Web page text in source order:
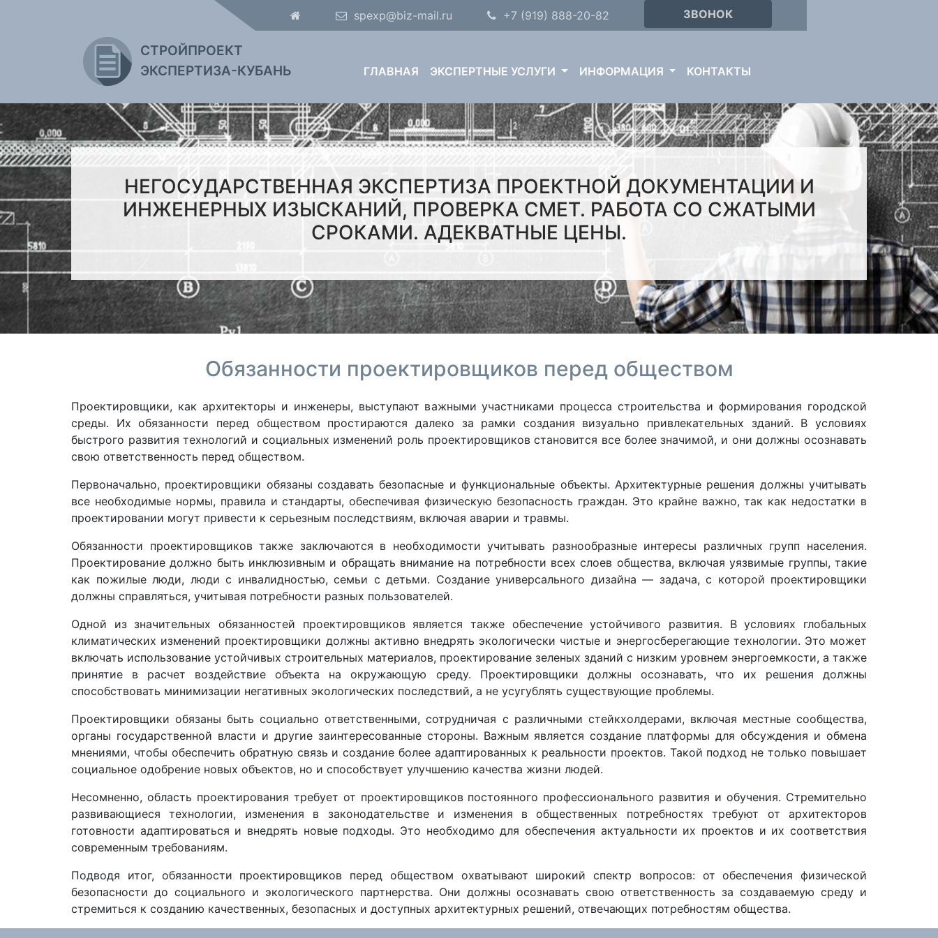
spexp@biz-mail.ru +7 (919) 888-20-82 ЗВОНОК
СТРОЙПРОЕКТ
ЭКСПЕРТИЗА-КУБАНЬ
ГЛАВНАЯ ЭКСПЕРТНЫЕ УСЛУГИ ИНФОРМАЦИЯ КОНТАКТЫ
НЕГОСУДАРСТВЕННАЯ ЭКСПЕРТИЗА ПРОЕКТНОЙ ДОКУМЕНТАЦИИ И
ИНЖЕНЕРНЫХ ИЗЫСКАНИЙ, ПРОВЕРКА СМЕТ. РАБОТА СО СЖАТЫМИ
СРОКАМИ. АДЕКВАТНЫЕ ЦЕНЫ.
Обязанности проектировщиков перед обществом
Проектировщики, как архитекторы и инженеры, выступают важными участниками процесса строительства и формирования городской
среды. Их обязанности перед обществом простираются далеко за рамки создания визуально привлекательных зданий. В условиях
быстрого развития технологий и социальных изменений роль проектировщиков становится все более значимой, и они должны осознавать
свою ответственность перед обществом.
Первоначально, проектировщики обязаны создавать безопасные и функциональные объекты. Архитектурные решения должны учитывать
все необходимые нормы, правила и стандарты, обеспечивая физическую безопасность граждан. Это крайне важно, так как недостатки в
проектировании могут привести к серьезным последствиям, включая аварии и травмы.
Обязанности проектировщиков также заключаются в необходимости учитывать разнообразные интересы различных групп населения.
Проектирование должно быть инклюзивным и обращать внимание на потребности всех слоев общества, включая уязвимые группы, такие
как пожилые люди, люди с инвалидностью, семьи с детьми. Создание универсального дизайна — задача, с которой проектировщики
должны справляться, учитывая потребности разных пользователей.
Одной из значительных обязанностей проектировщиков является также обеспечение устойчивого развития. В условиях глобальных
климатических изменений проектировщики должны активно внедрять экологически чистые и энергосберегающие технологии. Это может
включать использование устойчивых строительных материалов, проектирование зеленых зданий с низким уровнем энергоемкости, а также
принятие в расчет воздействие объекта на окружающую среду. Проектировщики должны осознавать, что их решения должны
способствовать минимизации негативных экологических последствий, а не усугублять существующие проблемы.
Проектировщики обязаны быть социально ответственными, сотрудничая с различными стейкхолдерами, включая местные сообщества,
органы государственной власти и другие заинтересованные стороны. Важным является создание платформы для обсуждения и обмена
мнениями, чтобы обеспечить обратную связь и создание более адаптированных к реальности проектов. Такой подход не только повышает
социальное одобрение новых объектов, но и способствует улучшению качества жизни людей.
Несомненно, область проектирования требует от проектировщиков постоянного профессионального развития и обучения. Стремительно
развивающиеся технологии, изменения в законодательстве и изменения в общественных потребностях требуют от архитекторов
готовности адаптироваться и внедрять новые подходы. Это необходимо для обеспечения актуальности их проектов и их соответствия
современным требованиям.
Подводя итог, обязанности проектировщиков перед обществом охватывают широкий спектр вопросов: от обеспечения физической
безопасности до социального и экологического партнерства. Они должны осознавать свою ответственность за создаваемую среду и
стремиться к созданию качественных, безопасных и доступных архитектурных решений, отвечающих потребностям общества.